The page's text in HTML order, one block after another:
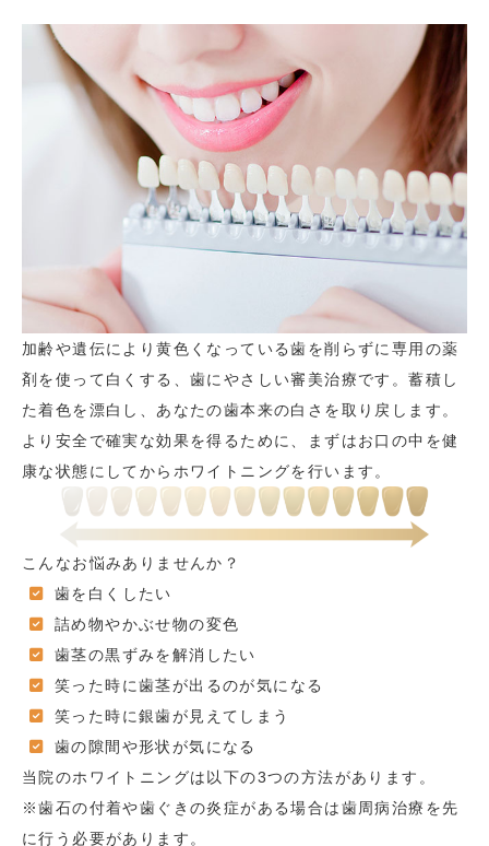
加齢や遺伝により黄色くなっている歯を削らずに専用の薬
剤を使って白くする、歯にやさしい審美治療です。蓄積し
た着色を漂白し、あなたの歯本来の白さを取り戻します。
より安全で確実な効果を得るために、まずはお口の中を健
康な状態にしてからホワイトニングを行います。
こんなお悩みありませんか？
歯を白くしたい
詰め物やかぶせ物の変色
歯茎の黒ずみを解消したい
笑った時に歯茎が出るのが気になる
笑った時に銀歯が見えてしまう
歯の隙間や形状が気になる
当院のホワイトニングは以下の3つの方法があります。
※歯石の付着や歯ぐきの炎症がある場合は歯周病治療を先
に行う必要があります。